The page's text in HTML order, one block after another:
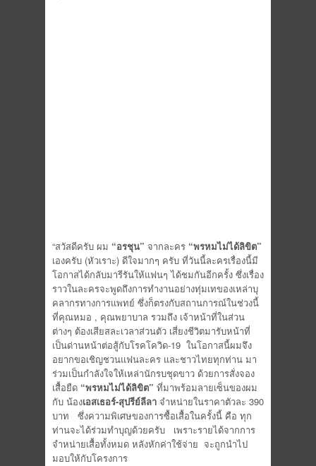
“สวัสดีครับ ผม “อรชุน” จากละคร “พรหมไม่ได้ลิขิต”
เองครับ (หัวเราะ) ดีใจมากๆ ครับ ที่วันนี้ละครเรื่องนี้มี
โอกาสได้กลับมารีรันให้แฟนๆ ได้ชมกันอีกครั้ง ซึ่งเรื่อง
ราวในละครจะพูดถึงการทำงานอย่างทุ่มเทของเหล่าบุ
คลากรทางการแพทย์ ซึ่งก็ตรงกับสถานการณ์ในช่วงนี้
ที่คุณหมอ , คุณพยาบาล รวมถึง เจ้าหน้าที่ในส่วน
ต่างๆ ต้องเสียสละเวลาส่วนตัว เสี่ยงชีวิตมารับหน้าที่
เป็นด่านหน้าต่อสู้กับโรคโควิด-19 ในโอกาสนี้ผมจึง
อยากขอเชิญชวนแฟนละคร และชาวไทยทุกท่าน มา
ร่วมเป็นกำลังใจให้เหล่านักรบชุดขาว ด้วยการสั่งจอง
เสื้อยืด “พรหมไม่ได้ลิขิต” ที่มาพร้อมลายเซ็นของผม
กับ น้องเอสเธอร์-สุปรีย์ลีลา จำหน่ายในราคาตัวละ 390
บาท
ซึ่งความพิเศษของการซื้อเสื้อในครั้งนี้ คือ ทุก
ท่านจะได้ร่วมทำบุญด้วยครับ เพราะรายได้จากการ
จำหน่ายเสื้อทั้งหมด หลังหักค่าใช้จ่าย จะถูกนำไป
มอบให้กับโครงการ